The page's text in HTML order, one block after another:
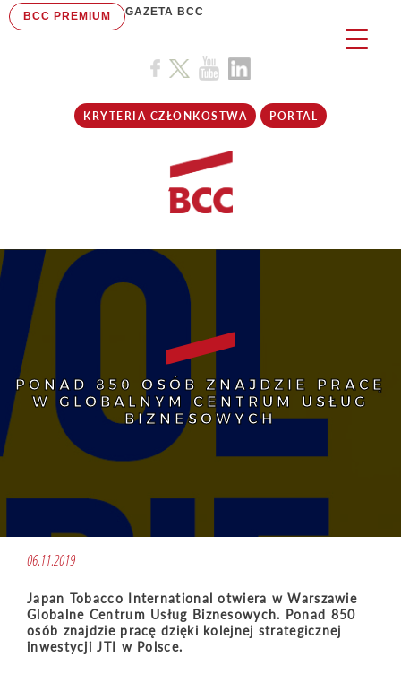
BCC PREMIUM GAZETA BCC
KRYTERIA CZŁONKOSTWA PORTAL
PONAD 850 OSÓB ZNAJDZIE PRACĘ
W GLOBALNYM CENTRUM USŁUG
BIZNESOWYCH
06.11.2019
Japan Tobacco International otwiera w Warszawie
Globalne Centrum Usług Biznesowych. Ponad 850
osób znajdzie pracę dzięki kolejnej strategicznej
inwestycji JTI w Polsce.